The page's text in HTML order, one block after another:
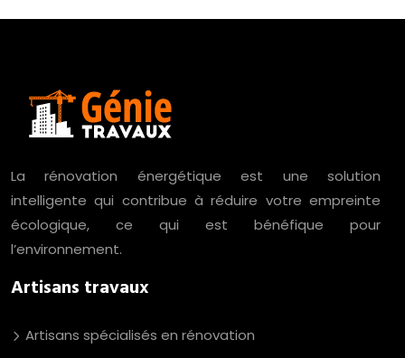
La rénovation énergétique est une solution
intelligente qui contribue à réduire votre empreinte
écologique, ce qui est bénéfique pour
l’environnement.
Artisans travaux
Artisans spécialisés en rénovation